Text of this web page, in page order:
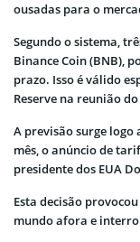
ousadas para o
Segundo o sistema,
Binance Coin (BNB),
prazo. Isso é válido
Reserve na reunião
A previsão surge logo
mês, o anúncio de
presidente dos EUA
Esta decisão
mundo afora e